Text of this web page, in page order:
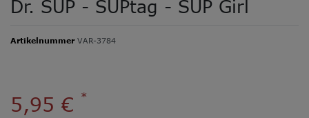
Dr. SUP - SUPtag - SUP Girl
Artikelnummer VAR-3784
5,95 € *